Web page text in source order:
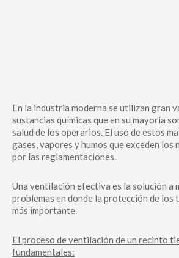
En la industria moderna se utilizan gran
sustancias químicas que en su mayoría
salud de los operarios. El uso de estos
gases, vapores y humos que exceden los
por las reglamentaciones.
Una ventilación efectiva es la solución a
problemas en donde la protección de los
más importante.
El proceso de ventilación de un recinto
fundamentales: